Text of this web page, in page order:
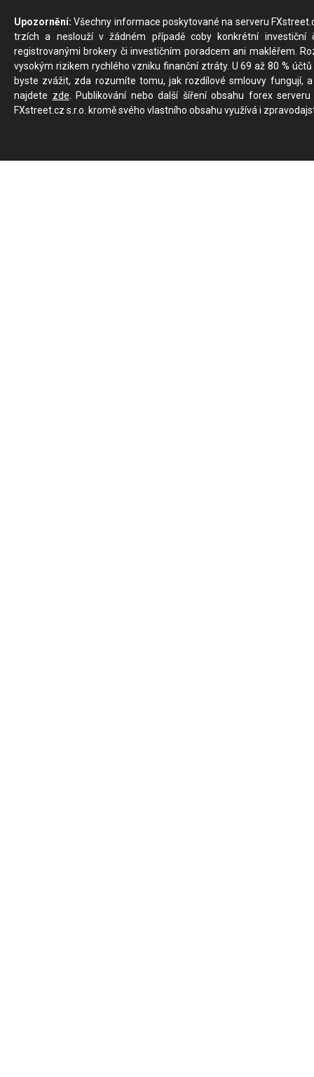
Upozornění: Všechny informace poskytované na serveru
trzích a neslouží v žádném případě coby konkrétní investiční
registrovanými brokery či investičním poradcem ani makléřem.
vysokým rizikem rychlého vzniku finanční ztráty. U 69 až 80 %
byste zvážit, zda rozumíte tomu, jak rozdílové smlouvy fungují,
najdete zde. Publikování nebo další šíření obsahu forex
FXstreet.cz s.r.o. kromě svého vlastního obsahu využívá i